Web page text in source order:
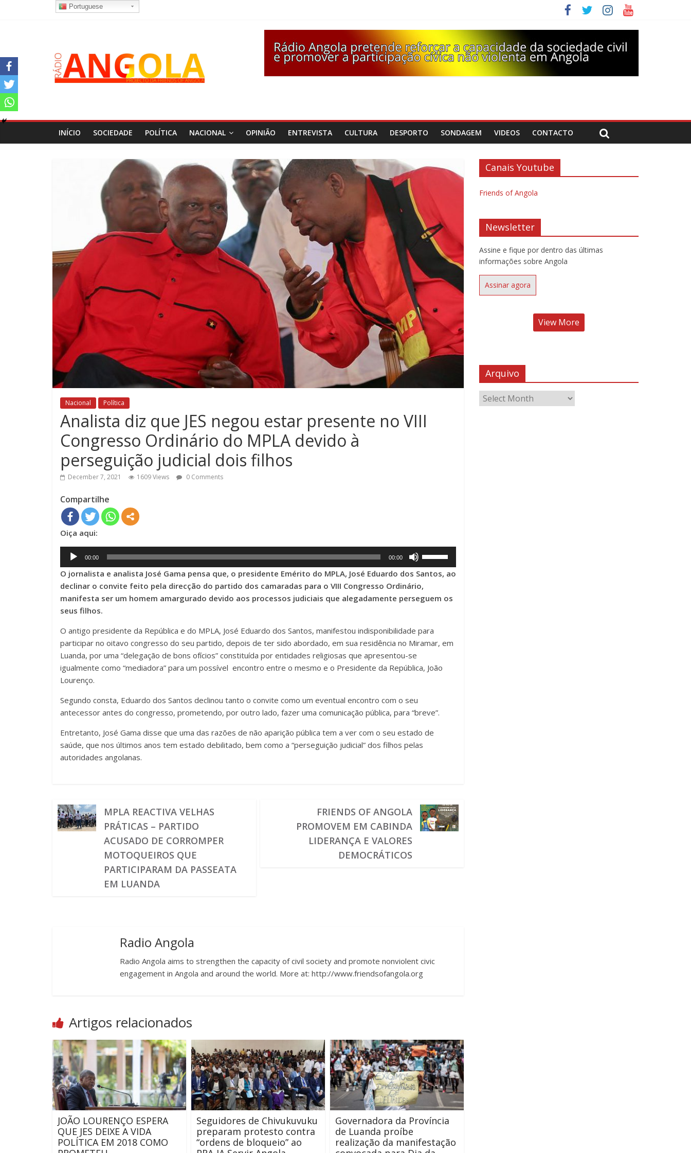
INÍCIO SOCIEDADE POLÍTICA NACIONAL OPINIÃO ENTREVISTA CULTURA DESPORTO SONDAGEM VIDEOS CONTACTO
Nacional Política
Analista diz que JES negou estar presente no VIII
Congresso Ordinário do MPLA devido à
perseguição judicial dois filhos
December 7, 2021 1609 Views 0 Comments
Compartilhe
Oiça aqui:
Audio
Player
00:00 00:00
Up/Down
Arrow
keys
to
or
decrease
O jornalista e analista José Gama pensa que, o presidente Emérito do MPLA, José Eduardo dos Santos, ao
declinar o convite feito pela direcção do partido dos camaradas para o VIII Congresso Ordinário,
manifesta ser um homem amargurado devido aos processos judiciais que alegadamente perseguem os
seus filhos.
O antigo presidente da República e do MPLA, José Eduardo dos Santos, manifestou indisponibilidade para
participar no oitavo congresso do seu partido, depois de ter sido abordado, em sua residência no Miramar, em
Luanda, por uma “delegação de bons ofícios” constituída por entidades religiosas que apresentou-se
igualmente como “mediadora” para um possível encontro entre o mesmo e o Presidente da República, João
Lourenço.
Segundo consta, Eduardo dos Santos declinou tanto o convite como um eventual encontro com o seu
antecessor antes do congresso, prometendo, por outro lado, fazer uma comunicação pública, para “breve”.
Entretanto, José Gama disse que uma das razões de não aparição pública tem a ver com o seu estado de
saúde, que nos últimos anos tem estado debilitado, bem como a “perseguição judicial” dos filhos pelas
autoridades angolanas.
MPLA REACTIVA VELHAS
PRÁTICAS – PARTIDO
ACUSADO DE CORROMPER
MOTOQUEIROS QUE
PARTICIPARAM DA PASSEATA
EM LUANDA
FRIENDS OF ANGOLA
PROMOVEM EM CABINDA
LIDERANÇA E VALORES
DEMOCRÁTICOS
Radio Angola
Radio Angola aims to strengthen the capacity of civil society and promote nonviolent civic
engagement in Angola and around the world. More at: http://www.friendsofangola.org
Artigos relacionados
JOÃO LOURENÇO ESPERA
QUE JES DEIXE A VIDA
POLÍTICA EM 2018 COMO
Seguidores de Chivukuvuku
preparam protesto contra
“ordens de bloqueio” ao
Governadora da Província
de Luanda proíbe
realização da manifestação
Canais Youtube
Friends of Angola
Newsletter
Assine e fique por dentro das últimas
informações sobre Angola
Assinar agora
View More
Arquivo
Portuguese